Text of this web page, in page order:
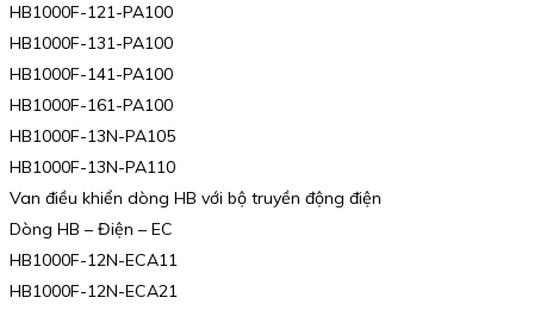
HB1000F-121-PA100
HB1000F-131-PA100
HB1000F-141-PA100
HB1000F-161-PA100
HB1000F-13N-PA105
HB1000F-13N-PA110
Van điều khiển dòng HB với bộ truyền động điện
Dòng HB – Điện – EC
HB1000F-12N-ECA11
HB1000F-12N-ECA21